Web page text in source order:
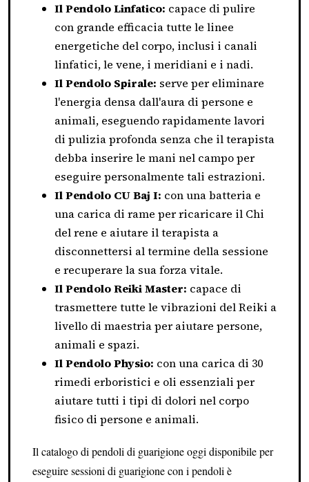
Il Pendolo Linfatico: capace di pulire
con grande efficacia tutte le linee
energetiche del corpo, inclusi i canali
linfatici, le vene, i meridiani e i nadi.
Il Pendolo Spirale: serve per eliminare
l'energia densa dall'aura di persone e
animali, eseguendo rapidamente lavori
di pulizia profonda senza che il terapista
debba inserire le mani nel campo per
eseguire personalmente tali estrazioni.
Il Pendolo CU Baj I: con una batteria e
una carica di rame per ricaricare il Chi
del rene e aiutare il terapista a
disconnettersi al termine della sessione
e recuperare la sua forza vitale.
Il Pendolo Reiki Master: capace di
trasmettere tutte le vibrazioni del Reiki a
livello di maestria per aiutare persone,
animali e spazi.
Il Pendolo Physio: con una carica di 30
rimedi erboristici e oli essenziali per
aiutare tutti i tipi di dolori nel corpo
fisico di persone e animali.
Il catalogo di pendoli di guarigione oggi disponibile per
eseguire sessioni di guarigione con i pendoli è